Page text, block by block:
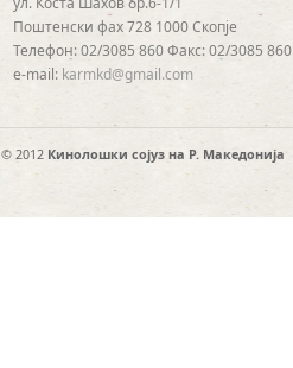
Поштенски фах 728 1000 Скопје
Телефон: 02/3085 860 Факс: 02/3085 860
e-mail: karmkd@gmail.com
© 2012 Кинолошки сојуз на Р. Македонија